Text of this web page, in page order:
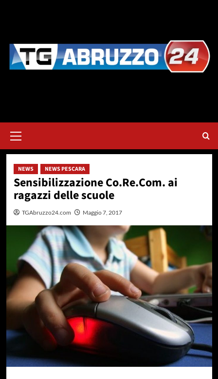
principale
NEWS NEWS PESCARA
Sensibilizzazione Co.Re.Com. ai
ragazzi delle scuole
TGAbruzzo24.com Maggio 7, 2017